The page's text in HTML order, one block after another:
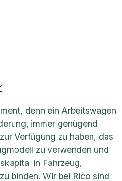
denn ein Arbeitswagen
immer genügend
Verfügung zu haben, das
zu verwenden und
in Fahrzeug,
binden. Wir bei Rico sind